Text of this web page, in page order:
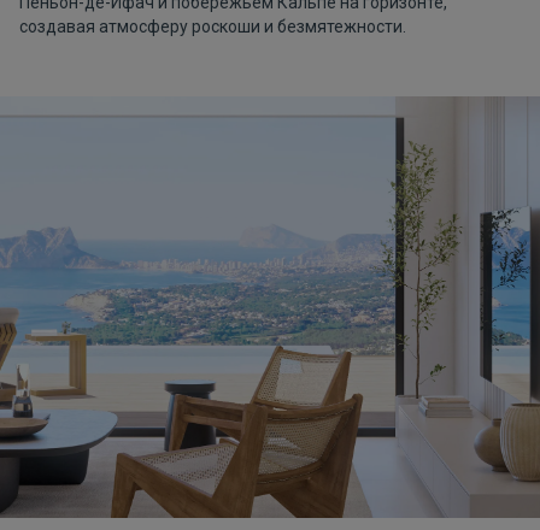
создавая атмосферу роскоши и безмятежности.